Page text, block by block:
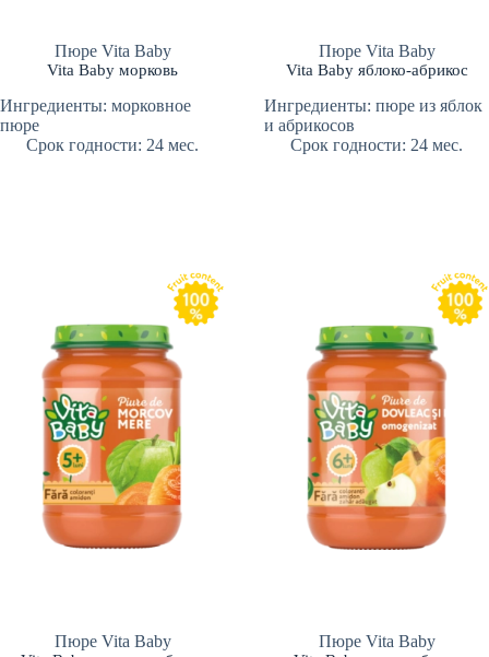
Пюре Vita Baby
Vita Baby морковь
Ингредиенты: морковное
пюре
Срок годности: 24 мес.
Пюре Vita Baby
Vita Baby яблоко-абрикос
Ингредиенты: пюре из яблок
и абрикосов
Срок годности: 24 мес.
Пюре Vita Baby Пюре Vita Baby